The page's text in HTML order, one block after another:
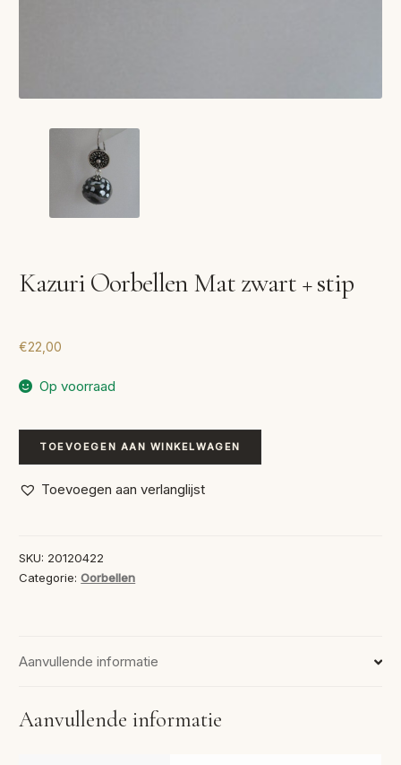
Kazuri Oorbellen Mat zwart + stip
€22,00
Op voorraad
Kazuri
Oorbellen
Mat
stip
aantal
TOEVOEGEN AAN WINKELWAGEN
Toevoegen aan verlanglijst
SKU: 20120422
Categorie:Oorbellen
Aanvullende informatie
Aanvullende informatie